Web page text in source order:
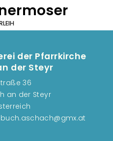
der Pfarrkirche
der Steyr
36
an der Steyr
buch.aschach@gmx.at